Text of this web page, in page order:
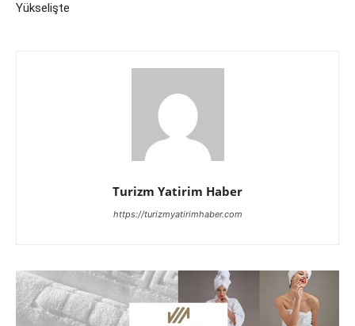
Yükselişte
Turizm Yatirim Haber
https://turizmyatirimhaber.com